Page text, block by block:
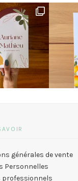
générales de vente
Personnelles
professionnels